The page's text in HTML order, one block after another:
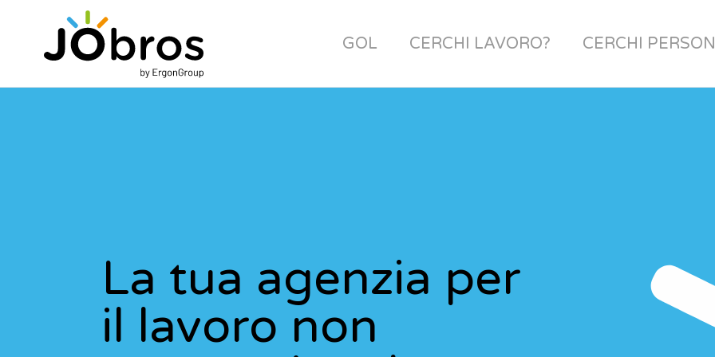
GOL CERCHI LAVORO? CERCHI
La tua agenzia per
il lavoro non